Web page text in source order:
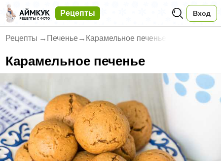
Рецепты Вход
Рецепты → Печенье → Карамельное печенье
Карамельное печенье